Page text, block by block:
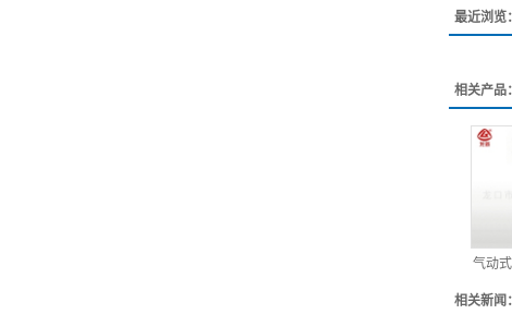
最近浏览：
相关产品：
气动
相关新闻：